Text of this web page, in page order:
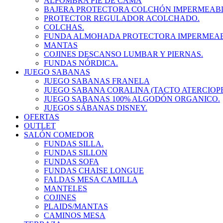
BAJERA PROTECTORA COLCHÓN
PROTECTOR REGULADOR ACOLCHADO.
COLCHAS.
FUNDA ALMOHADA PROTECTORA
MANTAS
COJINES DESCANSO LUMBAR Y PIERNAS.
FUNDAS NÓRDICA.
JUEGO SABANAS
JUEGO SABANAS FRANELA
JUEGO SABANA CORALINA (TACTO
JUEGO SABANAS 100% ALGODÓN ORGANICO.
JUEGOS SÁBANAS DISNEY.
OFERTAS
OUTLET
SALÓN COMEDOR
FUNDAS SILLA.
FUNDAS SILLON
FUNDAS SOFA
FUNDAS CHAISE LONGUE
FALDAS MESA CAMILLA
MANTELES
COJINES
PLAIDS/MANTAS
CAMINOS MESA